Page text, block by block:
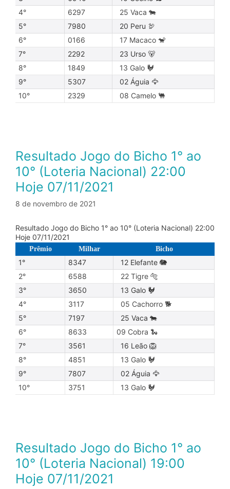
4°
6297
25 Vaca 🐄
5°
7980
20 Peru 🦃
6°
0166
17 Macaco 🐒
7°
2292
23 Urso 🐻
8°
1849
13 Galo 🐓
9°
5307
02 Águia 🦅
10°
2329 08 Camelo 🐫
Resultado Jogo do Bicho 1° ao
10° (Loteria Nacional) 22:00
Hoje 07/11/2021
8 de novembro de 2021
Resultado Jogo do Bicho 1° ao 10° (Loteria Nacional) 22:00
Hoje 07/11/2021
Prêmio Milhar Bicho
1° 8347
12 Elefante 🐘
2°
6588
22 Tigre 🐅
3°
3650
13 Galo 🐓
4°
3117
05 Cachorro 🐕
5°
7197
25 Vaca 🐄
6°
8633
09 Cobra 🐍
7°
3561
16 Leão 🦁
8°
4851
13 Galo 🐓
9°
7807
02 Águia 🦅
10°
3751 13 Galo 🐓
Resultado Jogo do Bicho 1° ao
10° (Loteria Nacional) 19:00
Hoje 07/11/2021